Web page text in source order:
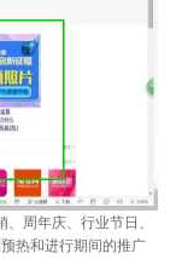
周年庆、行业节日、
热和进行期间的推广